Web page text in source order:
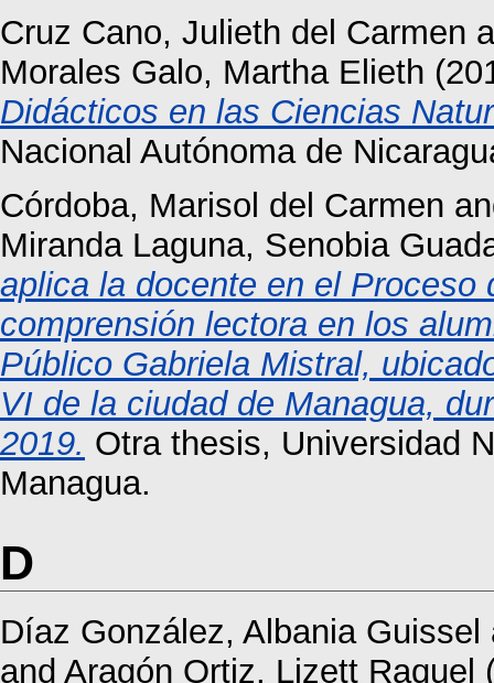
Cruz Cano, Julieth del Carmen
Morales Galo, Martha Elieth
Didácticos en las Ciencias
Nacional Autónoma de
Córdoba, Marisol del Carmen
Miranda Laguna, Senobia
aplica la docente en el Proceso
comprensión lectora en los
Público Gabriela Mistral,
VI de la ciudad de Managua,
2019. Otra thesis, Universidad
Managua.
D
Díaz González, Albania Guissel
and Aragón Ortiz, Lizett Raquel